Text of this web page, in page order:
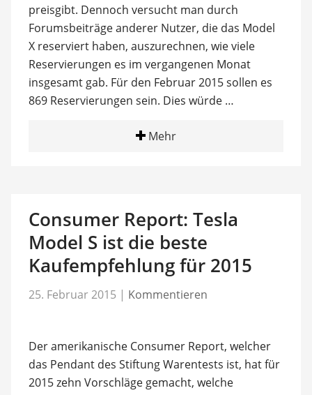
preisgibt. Dennoch versucht man durch
Forumsbeiträge anderer Nutzer, die das Model
X reserviert haben, auszurechnen, wie viele
Reservierungen es im vergangenen Monat
insgesamt gab. Für den Februar 2015 sollen es
869 Reservierungen sein. Dies würde …
Mehr
Consumer Report: Tesla
Model S ist die beste
Kaufempfehlung für 2015
25. Februar 2015 | Kommentieren
Der amerikanische Consumer Report, welcher
das Pendant des Stiftung Warentests ist, hat für
2015 zehn Vorschläge gemacht, welche